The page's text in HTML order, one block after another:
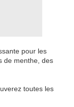
pour les
de menthe, des
toutes les